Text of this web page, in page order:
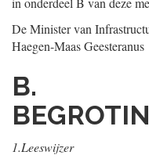
De Minister van
Haegen-Maas Geesteranus
B.
1.Leeswijzer